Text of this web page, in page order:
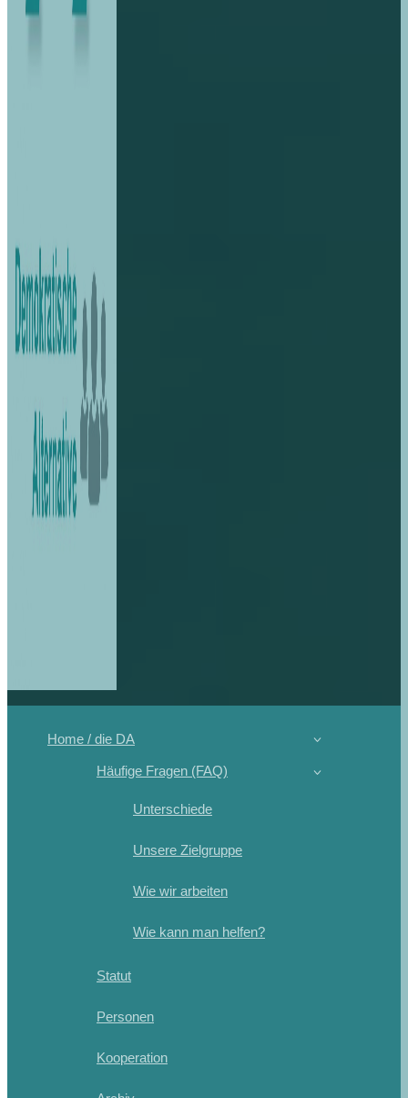
Home / die DA
Häufige Fragen (FAQ)
Unterschiede
Unsere Zielgruppe
Wie wir arbeiten
Wie kann man helfen?
Statut
Personen
Kooperation